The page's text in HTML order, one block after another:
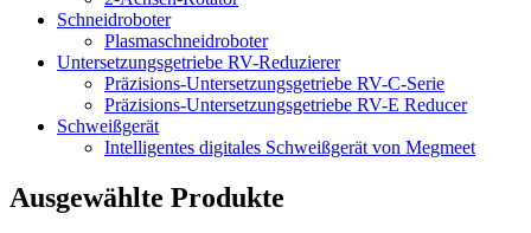
Schneidroboter
Plasmaschneidroboter
Untersetzungsgetriebe RV-Reduzierer
Präzisions-Untersetzungsgetriebe RV-C-Serie
Präzisions-Untersetzungsgetriebe RV-E Reducer
Schweißgerät
Intelligentes digitales Schweißgerät von Megmeet
Ausgewählte Produkte